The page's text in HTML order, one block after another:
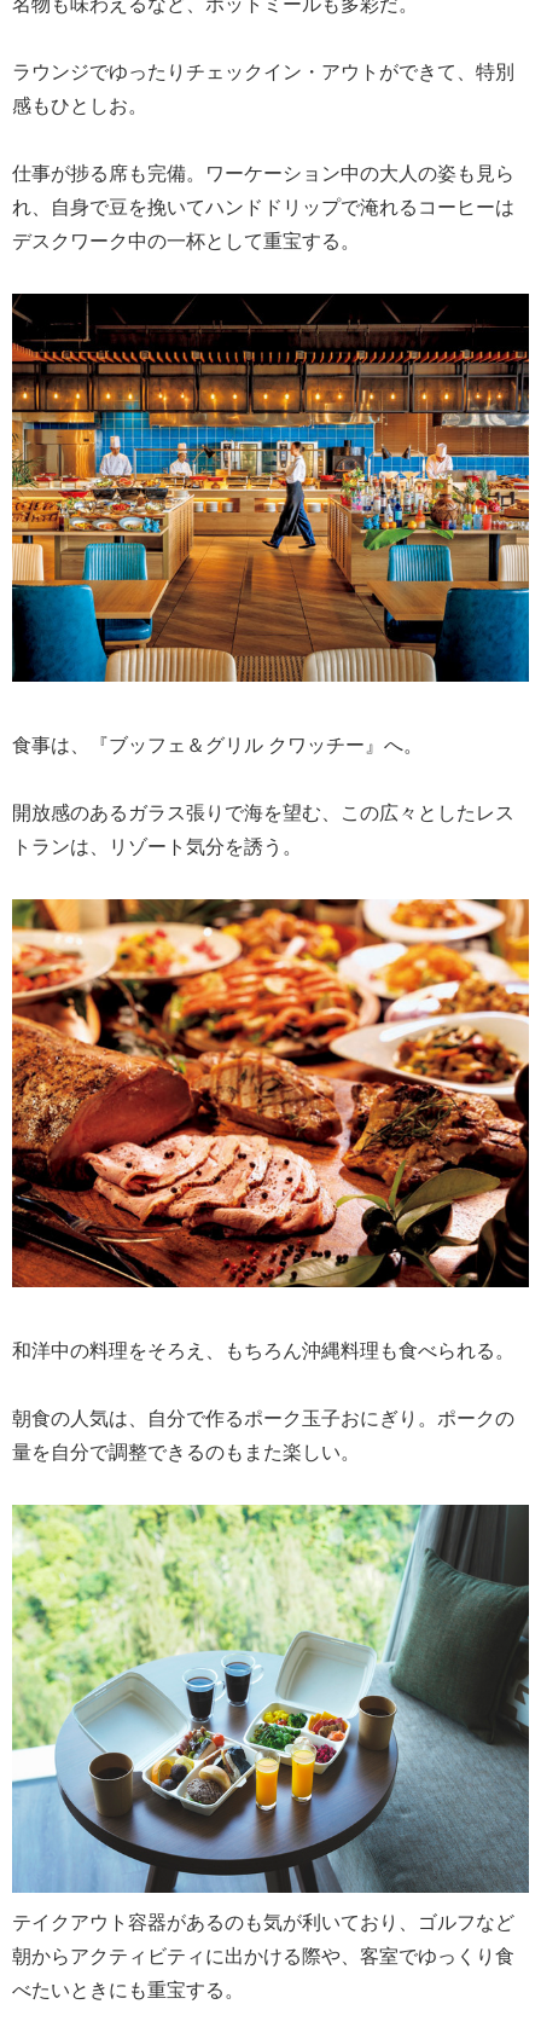
ラウンジでゆったりチェックイン・アウトができて、特別
感もひとしお。
仕事が捗る席も完備。ワーケーション中の大人の姿も見ら
れ、自身で豆を挽いてハンドドリップで淹れるコーヒーは
デスクワーク中の一杯として重宝する。
食事は、『ブッフェ＆グリル クワッチー』へ。
開放感のあるガラス張りで海を望む、この広々としたレス
トランは、リゾート気分を誘う。
和洋中の料理をそろえ、もちろん沖縄料理も食べられる。
朝食の人気は、自分で作るポーク玉子おにぎり。ポークの
量を自分で調整できるのもまた楽しい。
テイクアウト容器があるのも気が利いており、ゴルフなど
朝からアクティビティに出かける際や、客室でゆっくり食
べたいときにも重宝する。